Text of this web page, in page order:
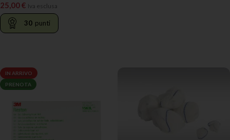
25,00€ Iva esclusa
30 punti
IN ARRIVO
PRENOTA